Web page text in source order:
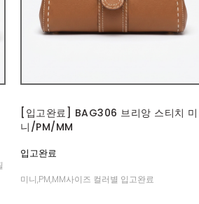
[입고완료] BAG306 브리앙 스티치 미
니/PM/MM
입고완료
미니,PM,MM사이즈 컬러별 입고완료